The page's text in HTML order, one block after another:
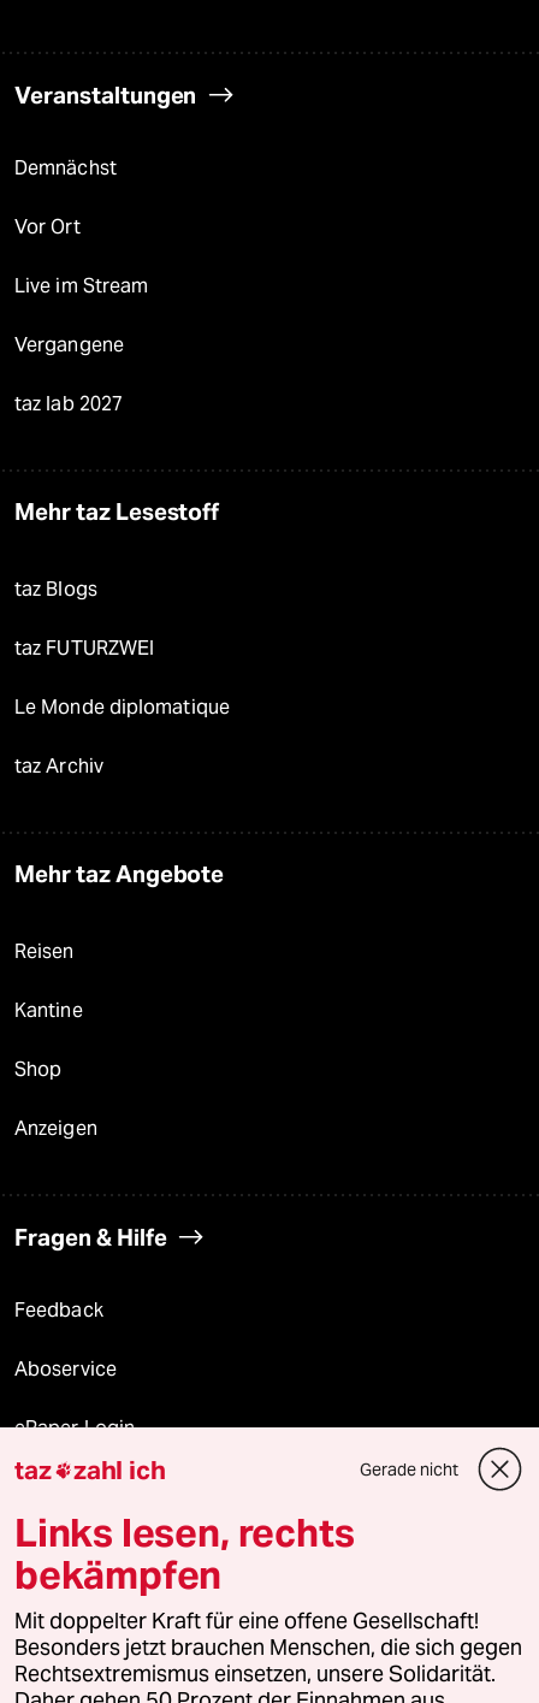
Veranstaltungen
Demnächst
Vor Ort
Live im Stream
Vergangene
taz lab 2027
Mehr taz Lesestoff
taz Blogs
taz FUTURZWEI
Le Monde diplomatique
taz Archiv
Mehr taz Angebote
Reisen
Kantine
Shop
Anzeigen
Fragen & Hilfe
Feedback
Aboservice
ePaper Login
Downloads für Abonnierende
© 2026 taz Verlags und Vertriebs GmbH
Alle Rechte vorbehalten. Bei rechtlichen Fragen oder für Genehmigungen
wenden Sie sich bitte an
lizenzen@taz.de
taz zahl ich Gerade nicht
Links lesen, rechts
bekämpfen
Mit doppelter Kraft für eine offene Gesellschaft!
Besonders jetzt brauchen Menschen, die sich gegen
Rechtsextremismus einsetzen, unsere Solidarität.